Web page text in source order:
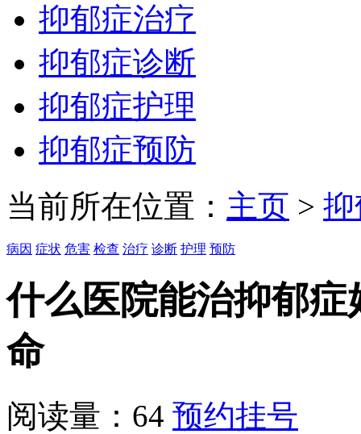
抑郁症治疗
抑郁症诊断
抑郁症护理
抑郁症预防
当前所在位置： 主页 >
病因 症状 危害 检查 治疗 诊断 护理 预防
什么医院能治抑郁
命
阅读量：64 预约挂号